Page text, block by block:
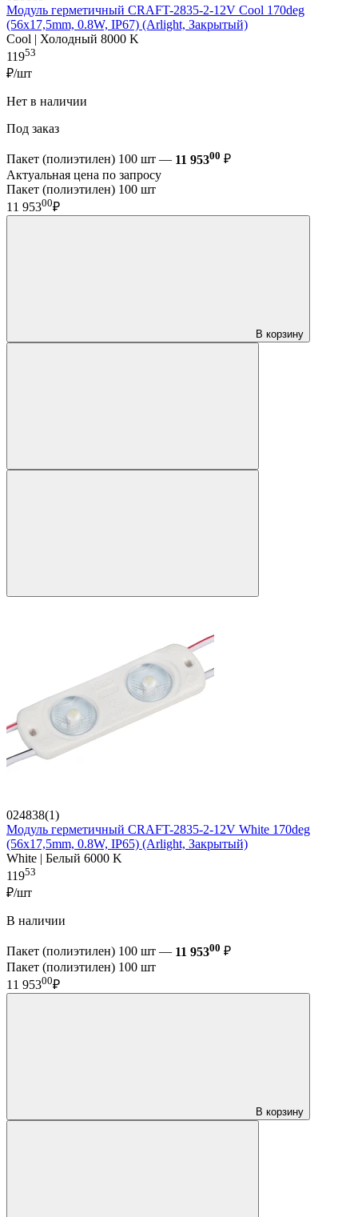
Модуль герметичный CRAFT-2835-2-12V Cool 170deg
(56х17,5mm, 0.8W, IP67) (Arlight, Закрытый)
Cool | Холодный 8000 K
11953
₽/шт
Нет в наличии
Под заказ
Пакет (полиэтилен) 100 шт — 11 95300 ₽
Актуальная цена по запросу
Пакет (полиэтилен) 100 шт
11 95300₽
В корзину
024838(1)
Модуль герметичный CRAFT-2835-2-12V White 170deg
(56х17,5mm, 0.8W, IP65) (Arlight, Закрытый)
White | Белый 6000 K
11953
₽/шт
В наличии
Пакет (полиэтилен) 100 шт — 11 95300 ₽
Пакет (полиэтилен) 100 шт
11 95300₽
В корзину